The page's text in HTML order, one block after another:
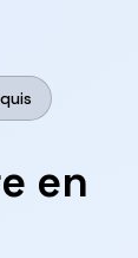
en